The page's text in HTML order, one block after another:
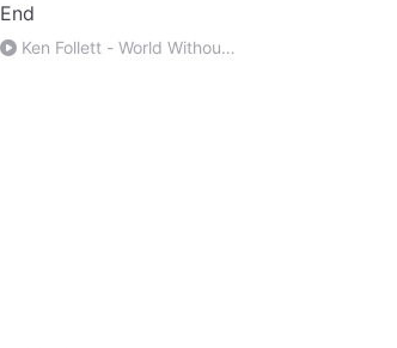
End
Ken Follett - World Without